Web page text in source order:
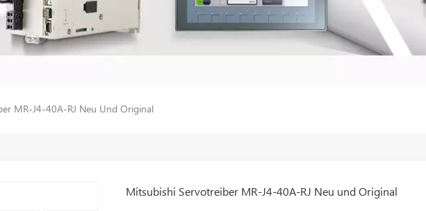
MR-J4-40A-RJ Neu Und Original
Mitsubishi Servotreiber MR-J4-40A-RJ Neu und Original